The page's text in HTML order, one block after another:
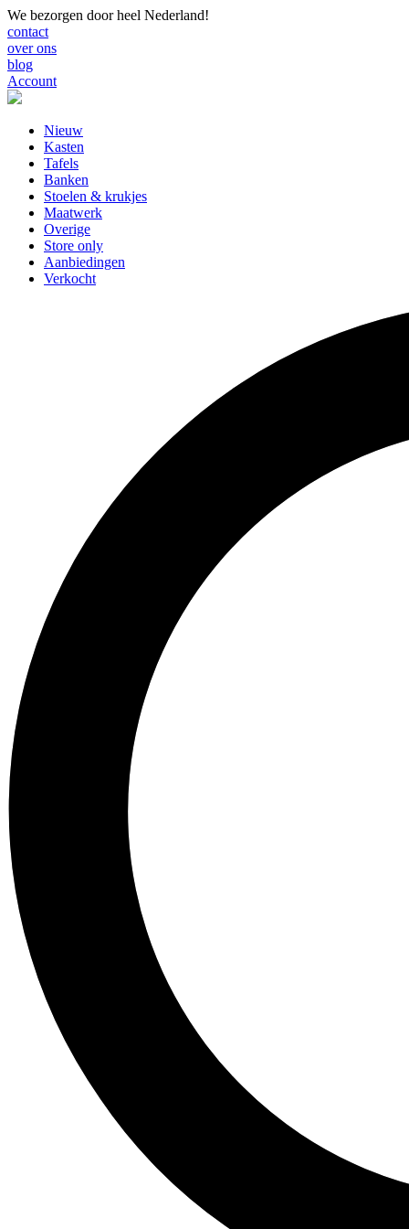
We bezorgen door heel Nederland!
contact
over ons
blog
Account
Nieuw
Kasten
Tafels
Banken
Stoelen & krukjes
Maatwerk
Overige
Store only
Aanbiedingen
Verkocht